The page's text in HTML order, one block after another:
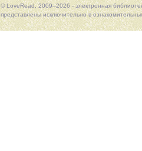
© LoveRead, 2009–2026 - электронная
представлены исключительно в